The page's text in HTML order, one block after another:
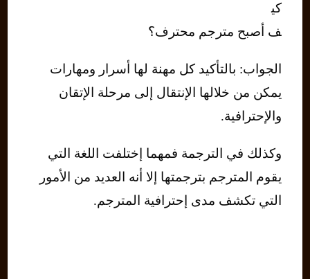
كي
ف أصبح مترجم محترف؟
الجواب: بالتأكيد كل مهنة لها أسرار ومهارات
يمكن من خلالها الإنتقال إلى مرحلة الإتقان
والإحترافية.
وكذلك في الترجمة فمهما إختلفت اللغة التي
يقوم المترجم بترجمتها إلا أنه العديد من الأمور
التي تكشف مدى إحترافية المترجم.